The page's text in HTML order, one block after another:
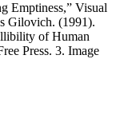
Emptiness,” Visual
Gilovich. (1991).
of Human
Press. 3. Image